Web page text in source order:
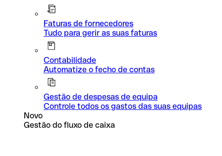
Faturas de fornecedores
Tudo para gerir as suas faturas
Contabilidade
Automatize o fecho de contas
Gestão de despesas de equipa
Controle todos os gastos das suas equipas
Novo
Gestão do fluxo de caixa